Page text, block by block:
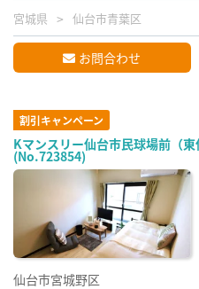
宮城県 仙台市青葉区
お問合わせ
割引キャンペーン
Kマンスリー仙台市民球場前（
(No.723854)
仙台市宮城野区